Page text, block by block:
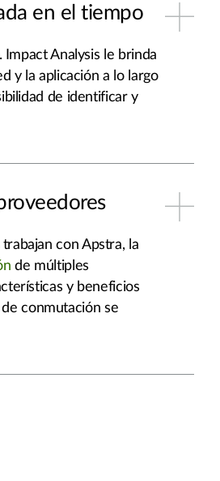
en el tiempo
Analysis le brinda
y la aplicación a lo largo
de identificar y
con Apstra, la
de múltiples
y beneficios
conmutación se